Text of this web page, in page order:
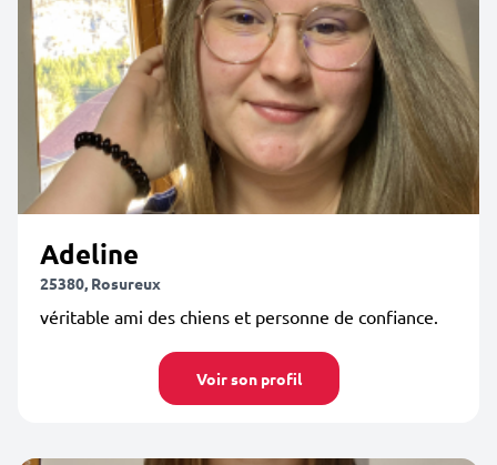
Adeline
25380, Rosureux
véritable ami des chiens et personne de confiance.
Voir son profil